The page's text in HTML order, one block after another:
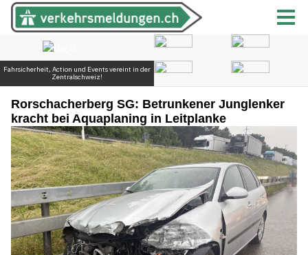
Rorschacherberg SG: Betrunkener Junglenker
kracht bei Aquaplaning in Leitplanke